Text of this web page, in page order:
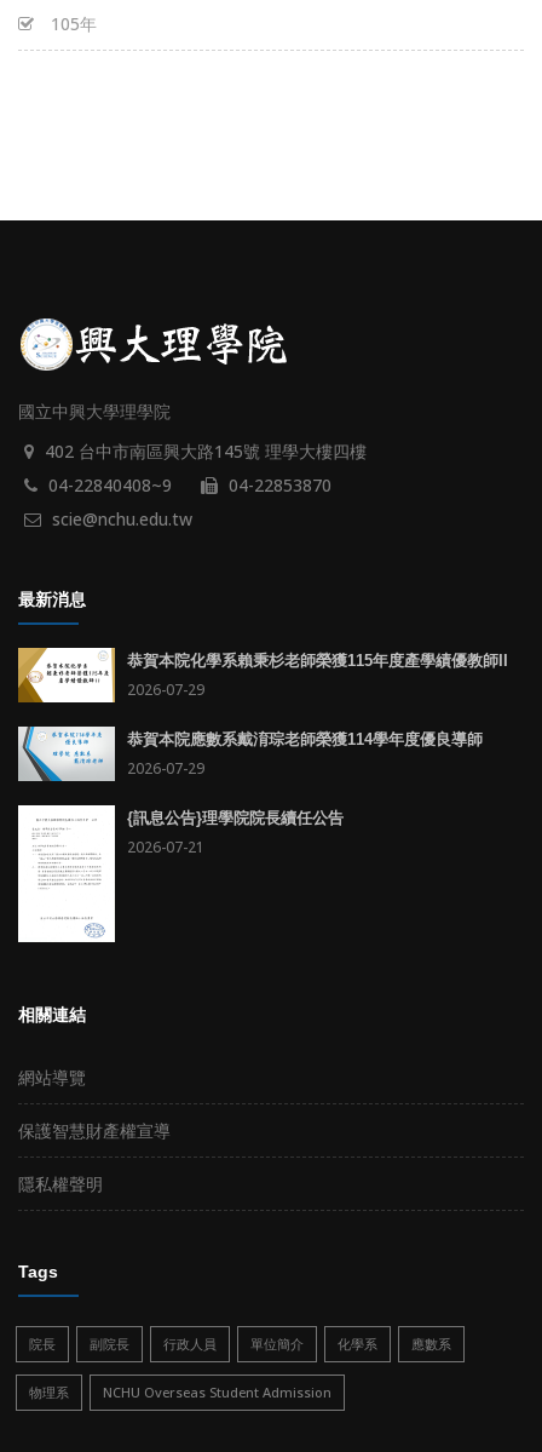
105年
國立中興大學理學院
402 台中市南區興大路145號 理學大樓四樓
04-22840408~9
04-22853870
scie@nchu.edu.tw
最新消息
恭賀本院化學系賴秉杉老師榮獲115年度產學績優教師II
2026-07-29
恭賀本院應數系戴淯琮老師榮獲114學年度優良導師
2026-07-29
{訊息公告}理學院院長續任公告
2026-07-21
相關連結
網站導覽
保護智慧財產權宣導
隱私權聲明
Tags
院長 副院長 行政人員 單位簡介 化學系 應數系
物理系 NCHU Overseas Student Admission